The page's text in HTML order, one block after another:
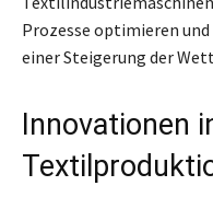
Prozesse optimieren
einer Steigerung der
Innovationen